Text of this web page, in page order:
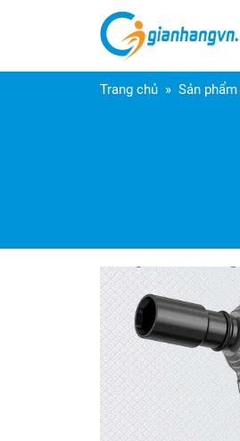
Trang chủ Sản phẩm